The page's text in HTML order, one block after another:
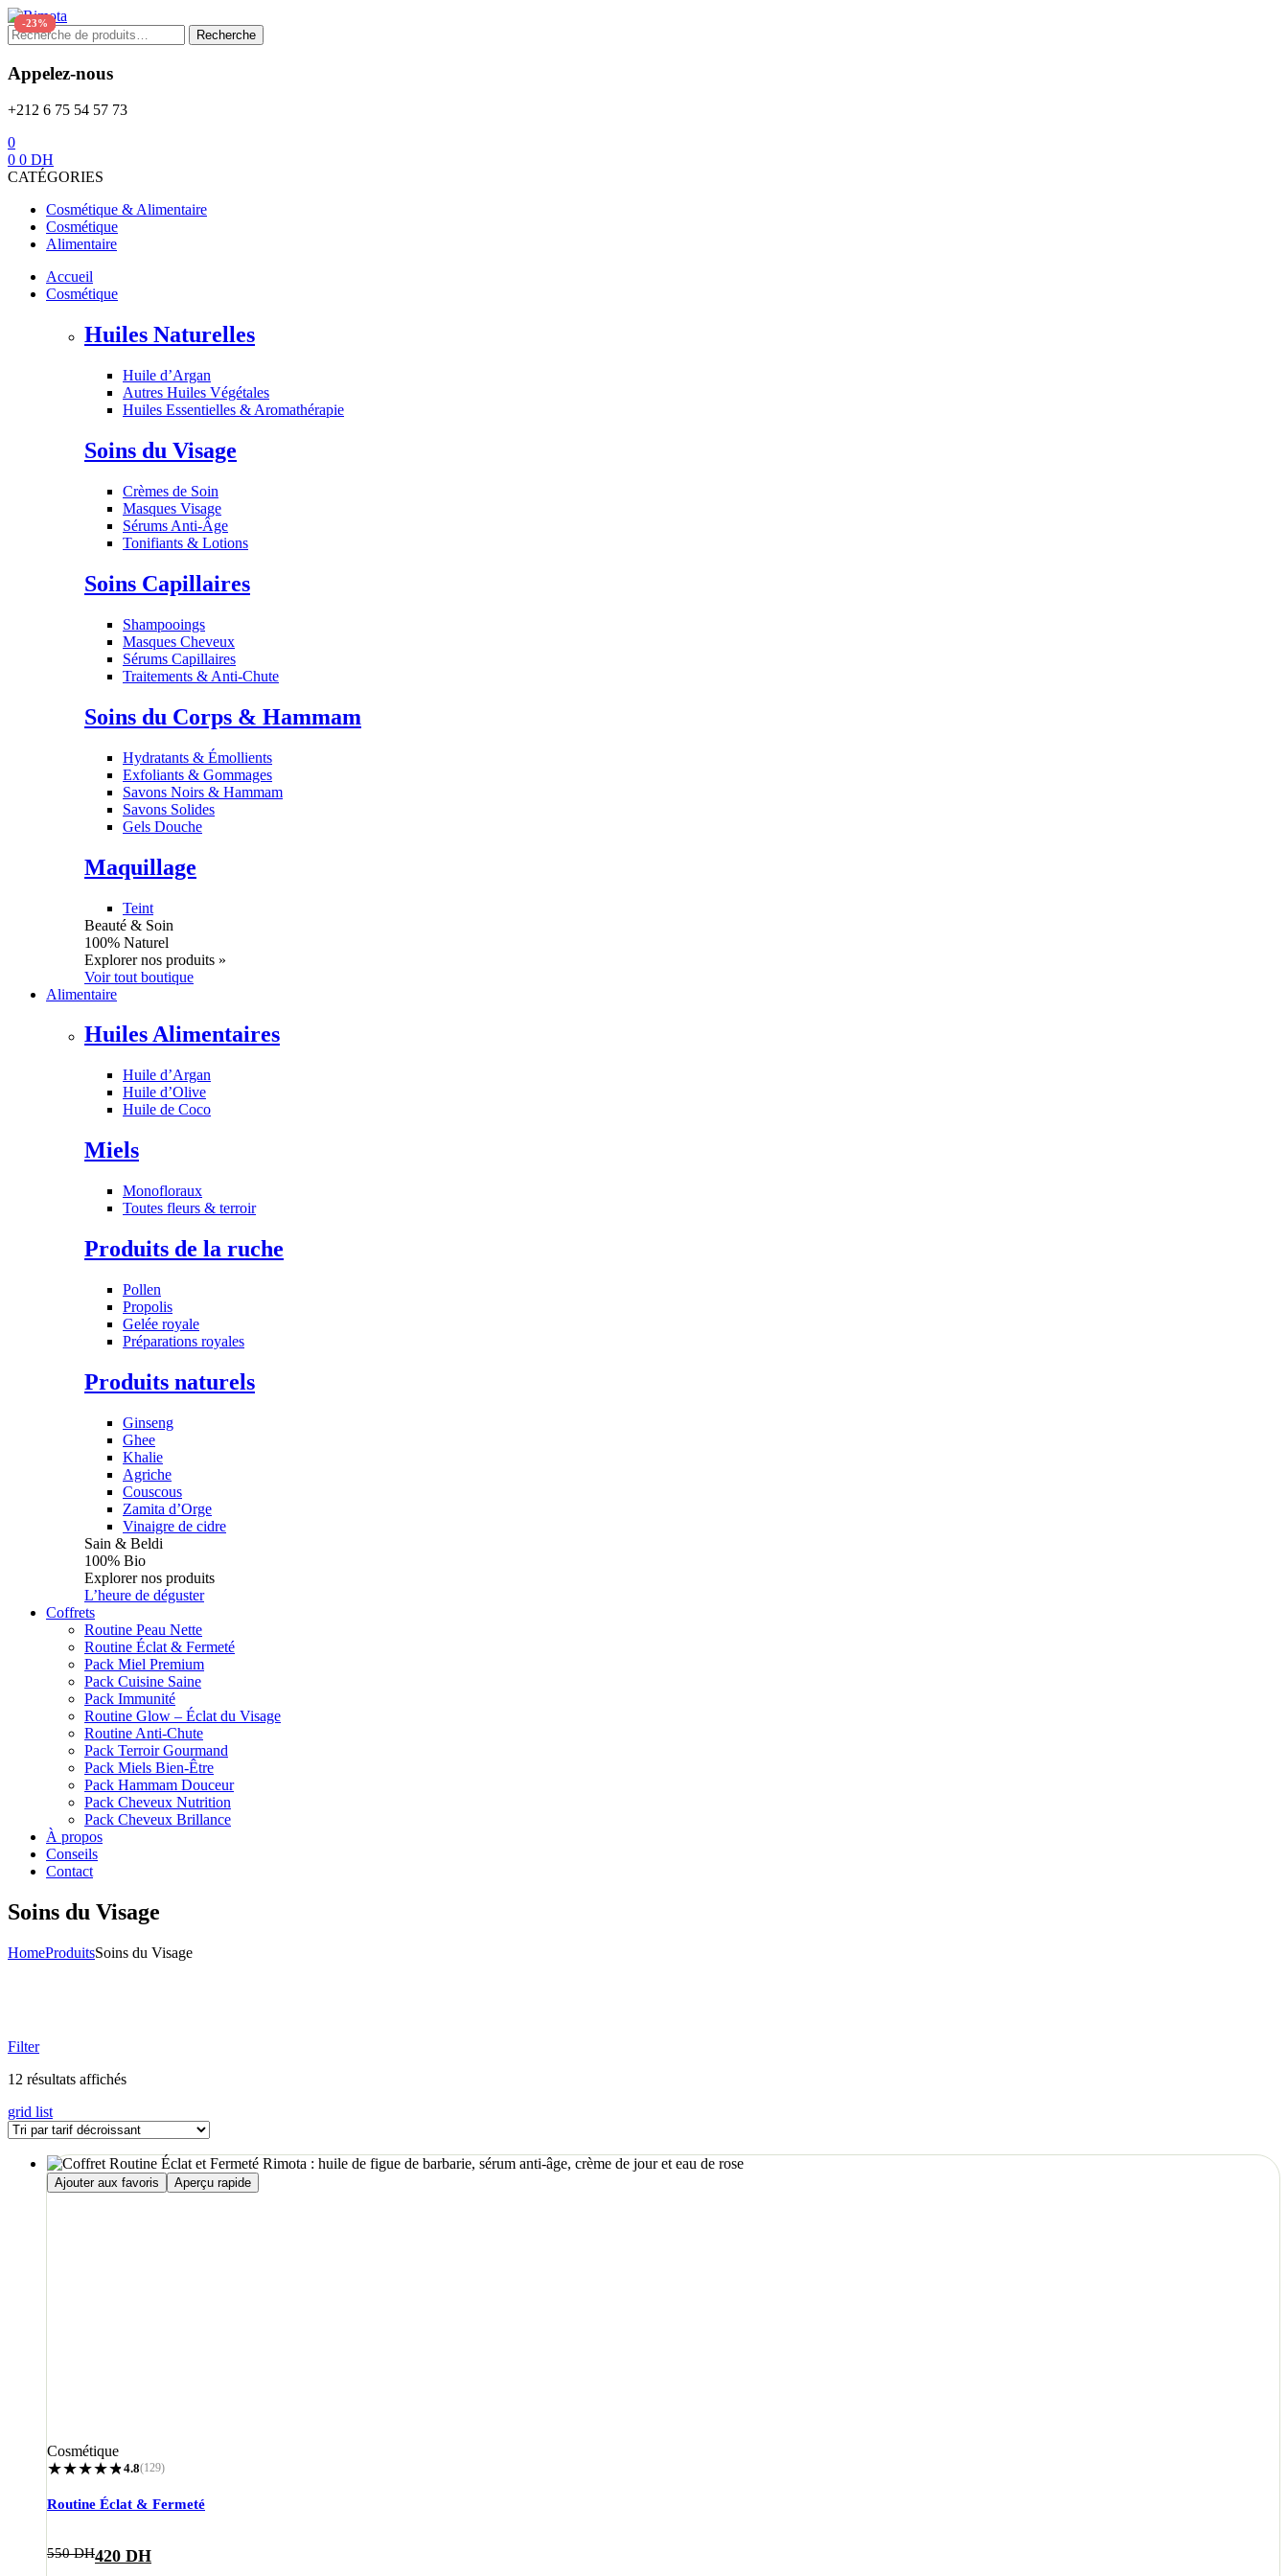
Menu
Recherche
pour :
Recherche
Appelez-nous
+212 6 75 54 57 73
0
0 0 DH
CATÉGORIES
Cosmétique & Alimentaire
Cosmétique
Alimentaire
Accueil
Cosmétique
Huiles Naturelles
Huile d’Argan
Autres Huiles Végétales
Huiles Essentielles & Aromathérapie
Soins du Visage
Crèmes de Soin
Masques Visage
Sérums Anti-Âge
Tonifiants & Lotions
Soins Capillaires
Shampooings
Masques Cheveux
Sérums Capillaires
Traitements & Anti-Chute
Soins du Corps & Hammam
Hydratants & Émollients
Exfoliants & Gommages
Savons Noirs & Hammam
Savons Solides
Gels Douche
Maquillage
Teint
Beauté & Soin
100% Naturel
Explorer nos produits »
Voir tout boutique
Alimentaire
Huiles Alimentaires
Huile d’Argan
Huile d’Olive
Huile de Coco
Miels
Monofloraux
Toutes fleurs & terroir
Produits de la ruche
Pollen
Propolis
Gelée royale
Préparations royales
Produits naturels
Ginseng
Ghee
Khalie
Agriche
Couscous
Zamita d’Orge
Vinaigre de cidre
Sain & Beldi
100% Bio
Explorer nos produits
L’heure de déguster
Coffrets
Routine Peau Nette
Routine Éclat & Fermeté
Pack Miel Premium
Pack Cuisine Saine
Pack Immunité
Routine Glow – Éclat du Visage
Routine Anti-Chute
Pack Terroir Gourmand
Pack Miels Bien-Être
Pack Hammam Douceur
Pack Cheveux Nutrition
Pack Cheveux Brillance
À propos
Conseils
Contact
Soins du Visage
HomeProduitsSoins du Visage
Filter
12 résultats affichésTrié
décroissant
grid list
-24%
Ajouter aux favoris Aperçu rapide
Cosmétique
★★★★★
★4.8(129)
Routine Éclat & Fermeté
550DH
Le
420 DH
Le
-25%
-22%
-24%
-23%
-23%
-23%
-23%
-23%
-23%
-23%
-23%